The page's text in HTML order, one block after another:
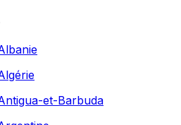
et-Barbuda